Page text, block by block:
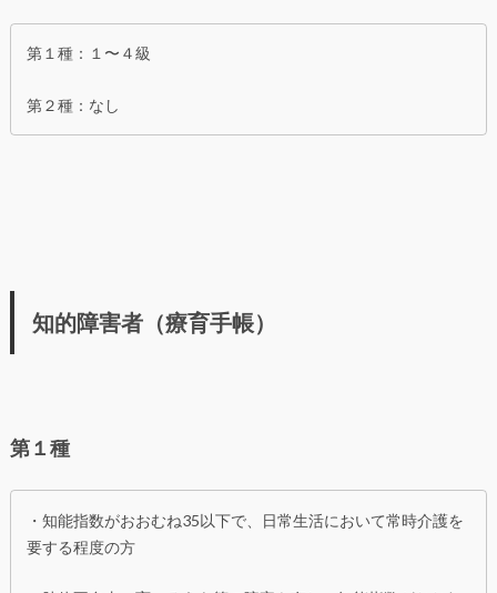
第１種：１〜４級
第２種：なし
知的障害者（療育手帳）
第１種
・知能指数がおおむね35以下で、日常生活において常時介護を
要する程度の方